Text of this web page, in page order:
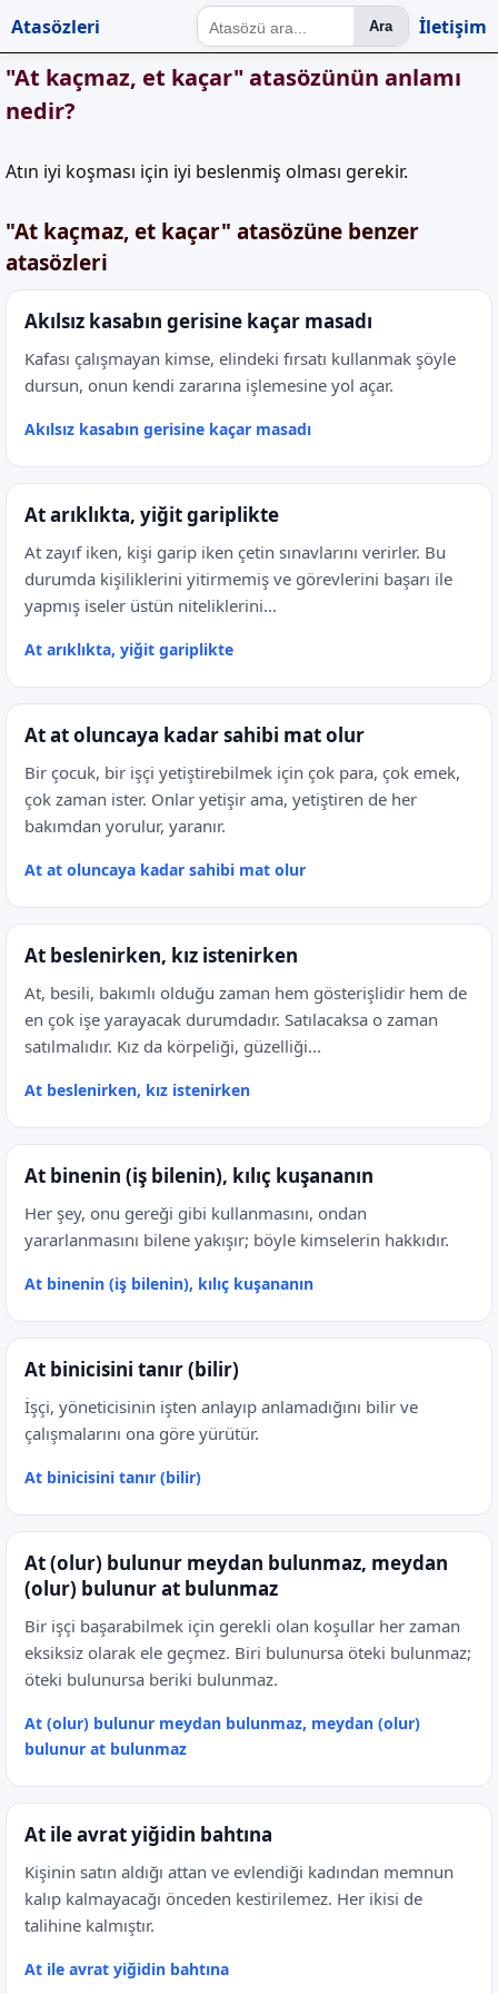
Atasözleri Ara İletişim
"At kaçmaz, et kaçar" atasözünün anlamı
nedir?
Atın iyi koşması için iyi beslenmiş olması gerekir.
"At kaçmaz, et kaçar" atasözüne benzer
atasözleri
Akılsız kasabın gerisine kaçar masadı
Kafası çalışmayan kimse, elindeki fırsatı kullanmak şöyle
dursun, onun kendi zararına işlemesine yol açar.
Akılsız kasabın gerisine kaçar masadı
At arıklıkta, yiğit gariplikte
At zayıf iken, kişi garip iken çetin sınavlarını verirler. Bu
durumda kişiliklerini yitirmemiş ve görevlerini başarı ile
yapmış iseler üstün niteliklerini...
At arıklıkta, yiğit gariplikte
At at oluncaya kadar sahibi mat olur
Bir çocuk, bir işçi yetiştirebilmek için çok para, çok emek,
çok zaman ister. Onlar yetişir ama, yetiştiren de her
bakımdan yorulur, yaranır.
At at oluncaya kadar sahibi mat olur
At beslenirken, kız istenirken
At, besili, bakımlı olduğu zaman hem gösterişlidir hem de
en çok işe yarayacak durumdadır. Satılacaksa o zaman
satılmalıdır. Kız da körpeliği, güzelliği...
At beslenirken, kız istenirken
At binenin (iş bilenin), kılıç kuşananın
Her şey, onu gereği gibi kullanmasını, ondan
yararlanmasını bilene yakışır; böyle kimselerin hakkıdır.
At binenin (iş bilenin), kılıç kuşananın
At binicisini tanır (bilir)
İşçi, yöneticisinin işten anlayıp anlamadığını bilir ve
çalışmalarını ona göre yürütür.
At binicisini tanır (bilir)
At (olur) bulunur meydan bulunmaz, meydan
(olur) bulunur at bulunmaz
Bir işçi başarabilmek için gerekli olan koşullar her zaman
eksiksiz olarak ele geçmez. Biri bulunursa öteki bulunmaz;
öteki bulunursa beriki bulunmaz.
At (olur) bulunur meydan bulunmaz, meydan (olur)
bulunur at bulunmaz
At ile avrat yiğidin bahtına
Kişinin satın aldığı attan ve evlendiği kadından memnun
kalıp kalmayacağı önceden kestirilemez. Her ikisi de
talihine kalmıştır.
At ile avrat yiğidin bahtına